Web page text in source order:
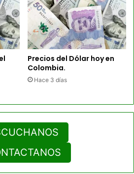
Precios del Dólar hoy en
Colombia.
Hace 3 días